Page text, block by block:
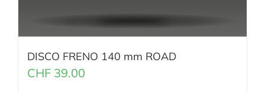
DISCO FRENO 140 mm ROAD
CHF 39.00